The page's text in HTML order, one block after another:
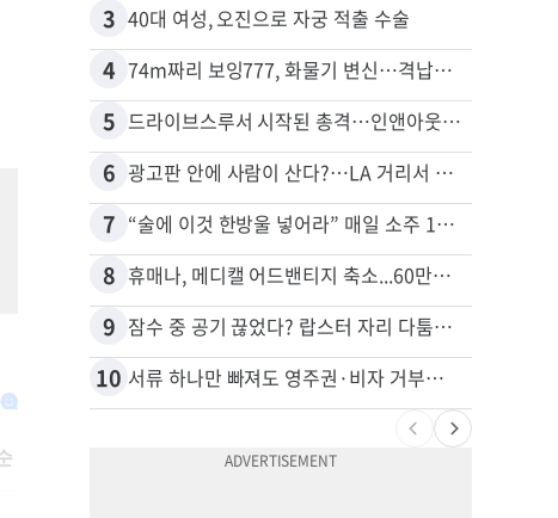
3 40대 여성, 오진으로 자궁 적출 수술
4 74m짜리 보잉777, 화물기 변신…격납고서 ‘보물’ 찾는 인천공항
5 드라이브스루서 시작된 총격…인앤아웃 참사 영상 공개
6 광고판 안에 사람이 산다?…LA 거리서 화제
7 “술에 이것 한방울 넣어라” 매일 소주 1병 까는 91세의 철칙
8 휴매나, 메디캘 어드밴티지 축소...60만명 플랜 상실 위기
9 잠수 중 공기 끊었다? 랍스터 자리 다툼이 살인미수 사건으로
10 서류 하나만 빠져도 영주권·비자 거부…심사관 재량권 대폭 확대